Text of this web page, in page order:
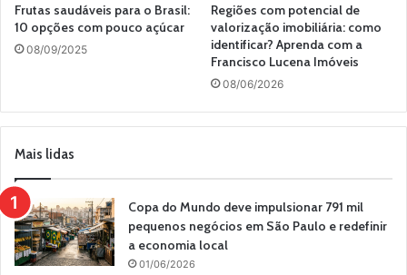
Frutas saudáveis para o Brasil:
10 opções com pouco açúcar
08/09/2025
Regiões com potencial de
valorização imobiliária: como
identificar? Aprenda com a
Francisco Lucena Imóveis
08/06/2026
Mais lidas
Copa do Mundo deve impulsionar 791 mil
pequenos negócios em São Paulo e redefinir
a economia local
01/06/2026